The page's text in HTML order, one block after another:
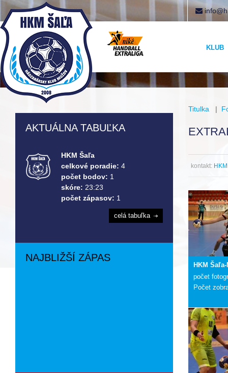
KLUB
Titulka |
kontakt:
HKM
počet
Počet
AKTUÁLNA TABUĽKA
HKM Šaľa
celkové poradie: 4
počet bodov: 1
skóre: 23:23
počet zápasov: 1
celá tabuľka
NAJBLIŽŠÍ ZÁPAS